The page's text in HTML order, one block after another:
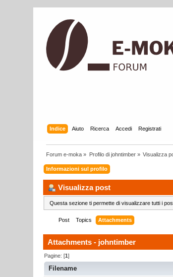
Indice Aiuto Ricerca Accedi Registrati
Forum e-moka » Profilo di johntimber» Visualizza
Informazioni sul profilo
Visualizza post
Questa sezione ti permette di visualizzare tutti i
Post Topics Attachments
Attachments - johntimber
Pagine: [1]
Filename